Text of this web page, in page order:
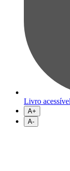
Livro acessível
A+
A-